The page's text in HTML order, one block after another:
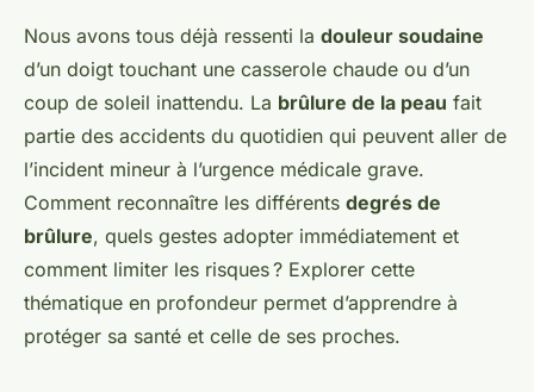
Brûlure : comprendre, réagir
et prévenir les lésions
cutanées
Sacha•20 décembre 2025•6 min de lecture
Nous avons tous déjà ressenti la douleur soudaine
d’un doigt touchant une casserole chaude ou d’un
coup de soleil inattendu. La brûlure de la peau fait
partie des accidents du quotidien qui peuvent aller de
l’incident mineur à l’urgence médicale grave.
Comment reconnaître les différents degrés de
brûlure, quels gestes adopter immédiatement et
comment limiter les risques ? Explorer cette
thématique en profondeur permet d’apprendre à
protéger sa santé et celle de ses proches.